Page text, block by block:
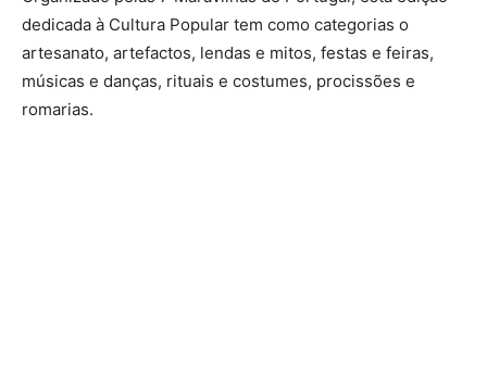
dedicada à Cultura Popular tem como categorias o
artesanato, artefactos, lendas e mitos, festas e feiras,
músicas e danças, rituais e costumes, procissões e
romarias.